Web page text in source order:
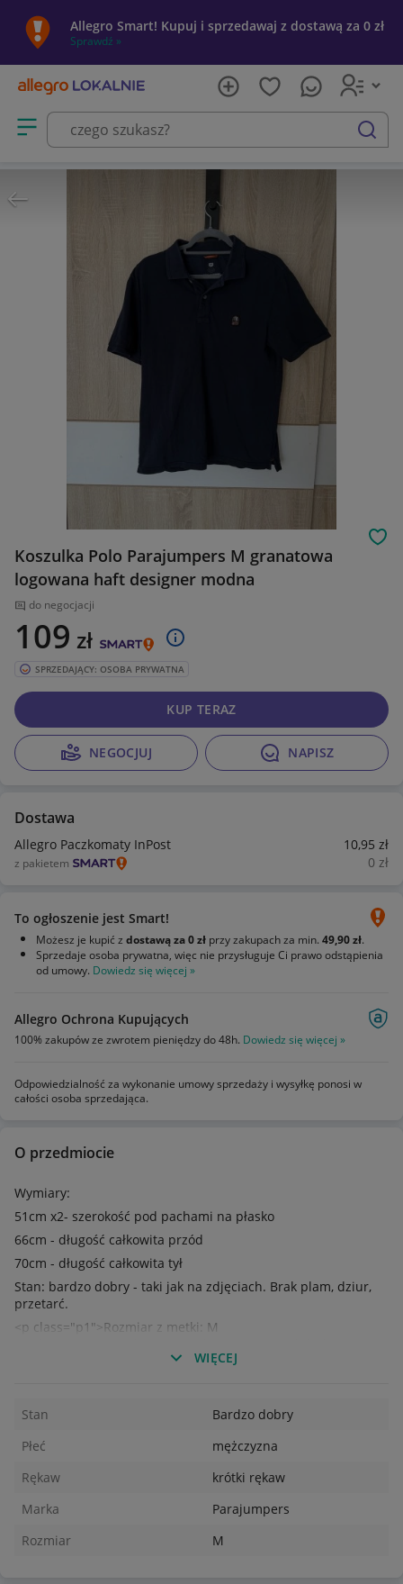
Allegro Smart! Kupuj i sprzedawaj z dostawą za 0 zł
Sprawdź »
Otwórz menu z kategoriami
szukaj
Koszulka Polo Parajumpers M granatowa
logowana haft designer modna
do negocjacji
109 zł
SPRZEDAJĄCY: OSOBA PRYWATNA
NEGOCJUJ NAPISZ
KUP TERAZ
Dostawa
Allegro Paczkomaty InPost 10,95 zł
z pakietem 0 zł
To ogłoszenie jest Smart!
Możesz je kupić z dostawą za 0 zł przy zakupach za min. 49,90 zł.
Sprzedaje osoba prywatna, więc nie przysługuje Ci prawo odstąpienia
od umowy. Dowiedz się więcej »
Allegro Ochrona Kupujących
100% zakupów ze zwrotem pieniędzy do 48h. Dowiedz się więcej »
Odpowiedzialność za wykonanie umowy sprzedaży i wysyłkę ponosi w
całości osoba sprzedająca.
O przedmiocie
Wymiary:
51cm x2- szerokość pod pachami na płasko
66cm - długość całkowita przód
70cm - długość całkowita tył
Stan: bardzo dobry - taki jak na zdjęciach. Brak plam, dziur,
przetarć.
<p class="p1">Rozmiar z metki: M
następnego po dokonaniu zakupu
WIĘCEJ
Stan
Bardzo dobry
Płeć
mężczyzna
Rękaw
krótki rękaw
Marka
Parajumpers
Rozmiar
M